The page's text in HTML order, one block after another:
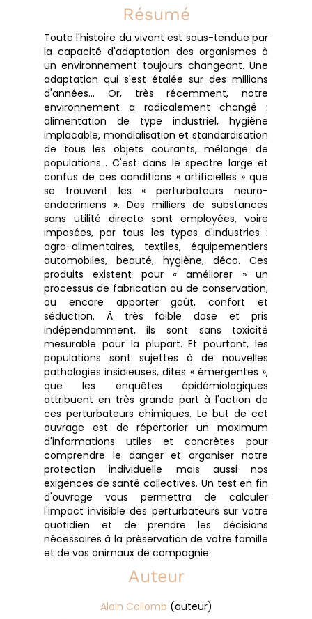
Résumé
Toute l'histoire du vivant est sous-tendue par
la capacité d'adaptation des organismes à
un environnement toujours changeant. Une
adaptation qui s'est étalée sur des millions
d'années... Or, très récemment, notre
environnement a radicalement changé :
alimentation de type industriel, hygiène
implacable, mondialisation et standardisation
de tous les objets courants, mélange de
populations... C'est dans le spectre large et
confus de ces conditions « artificielles » que
se trouvent les « perturbateurs neuro-
endocriniens ». Des milliers de substances
sans utilité directe sont employées, voire
imposées, par tous les types d'industries :
agro-alimentaires, textiles, équipementiers
automobiles, beauté, hygiène, déco. Ces
produits existent pour « améliorer » un
processus de fabrication ou de conservation,
ou encore apporter goût, confort et
séduction. À très faible dose et pris
indépendamment, ils sont sans toxicité
mesurable pour la plupart. Et pourtant, les
populations sont sujettes à de nouvelles
pathologies insidieuses, dites « émergentes »,
que les enquêtes épidémiologiques
attribuent en très grande part à l'action de
ces perturbateurs chimiques. Le but de cet
ouvrage est de répertorier un maximum
d'informations utiles et concrètes pour
comprendre le danger et organiser notre
protection individuelle mais aussi nos
exigences de santé collectives. Un test en fin
d'ouvrage vous permettra de calculer
l'impact invisible des perturbateurs sur votre
quotidien et de prendre les décisions
nécessaires à la préservation de votre famille
et de vos animaux de compagnie.
Auteur
Alain Collomb (auteur)